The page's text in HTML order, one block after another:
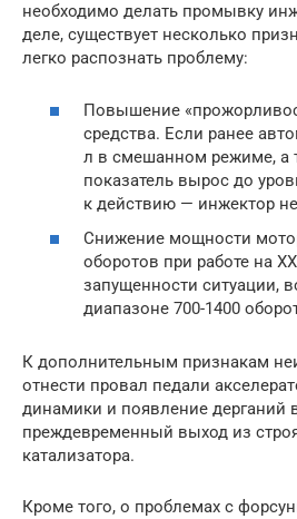
необходимо делать промывку
деле, существует несколько
легко распознать проблему:
Повышение
средства. Если ранее
л в смешанном режиме, а
показатель вырос до
к действию — инжектор
Снижение мощности
оборотов при работе на
запущенности ситуации,
диапазоне 700-1400
К дополнительным признакам
отнести провал педали
динамики и появление дерганий
преждевременный выход из
катализатора.
Кроме того, о проблемах с